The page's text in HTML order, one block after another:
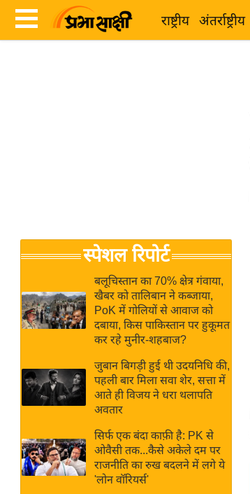
राष्ट्रीय अंतर्राष्ट्रीय
Breaking
News in
Hindi
Hindi
Videos
जगत
राय
बजट
IPL
2026
ई-पेपर
मिसाल बेमिसाल
शख्सियत
स्पेशल रिपोर्ट
बलूचिस्तान का 70% क्षेत्र गंवाया,
खैबर को तालिबान ने कब्जाया,
PoK में गोलियों से आवाज को
दबाया, किस पाकिस्तान पर हुकूमत
कर रहे मुनीर-शहबाज?
जुबान बिगड़ी हुई थी उदयनिधि की,
पहली बार मिला सवा शेर, सत्ता में
आते ही विजय ने धरा थलापति
अवतार
सिर्फ एक बंदा काफ़ी है: PK से
ओवैसी तक...कैसे अकेले दम पर
राजनीति का रुख बदलने में लगे ये
'लोन वॉरियर्स'